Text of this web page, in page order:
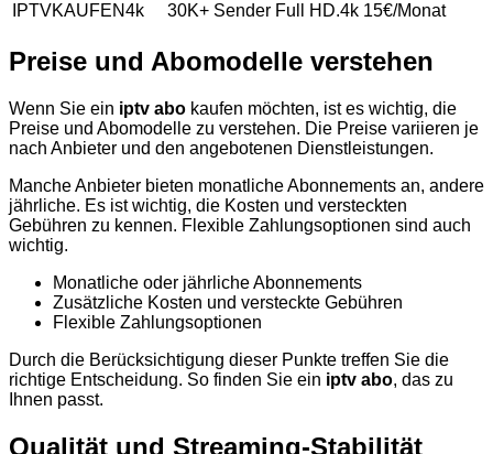
IPTVKAUFEN4k
30K+ Sender Full HD.4k 15€/Monat
Preise und Abomodelle verstehen
Wenn Sie ein iptv abo kaufen möchten, ist es wichtig, die
Preise und Abomodelle zu verstehen. Die Preise variieren je
nach Anbieter und den angebotenen Dienstleistungen.
Manche Anbieter bieten monatliche Abonnements an, andere
jährliche. Es ist wichtig, die Kosten und versteckten
Gebühren zu kennen. Flexible Zahlungsoptionen sind auch
wichtig.
Monatliche oder jährliche Abonnements
Zusätzliche Kosten und versteckte Gebühren
Flexible Zahlungsoptionen
Durch die Berücksichtigung dieser Punkte treffen Sie die
richtige Entscheidung. So finden Sie ein iptv abo, das zu
Ihnen passt.
Qualität und Streaming-Stabilität